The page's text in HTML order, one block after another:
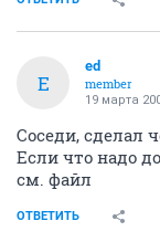
E
ed
member
19 марта
Соседи, сделал
Если что надо
см. файл
ОТВЕТИТЬ